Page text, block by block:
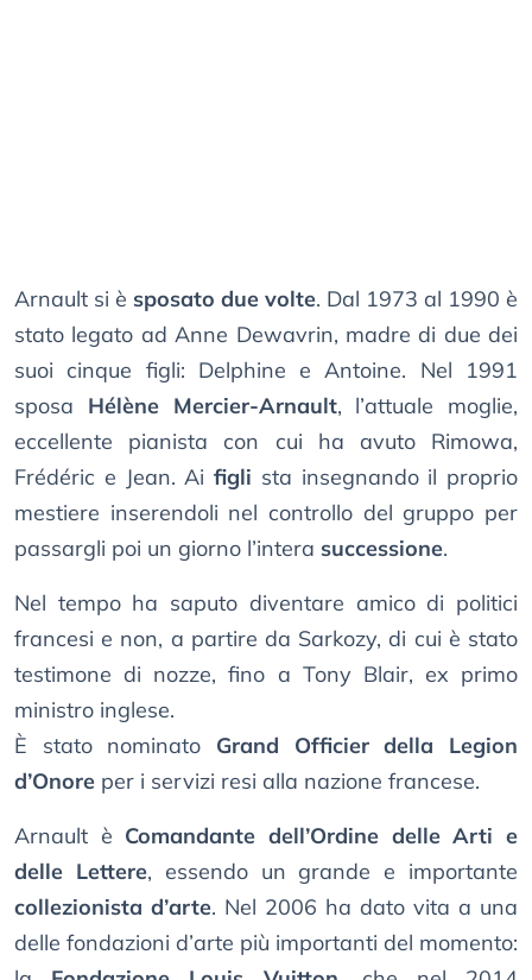
Arnault si è sposato due volte. Dal 1973 al 1990 è
stato legato ad Anne Dewavrin, madre di due dei
suoi cinque figli: Delphine e Antoine. Nel 1991
sposa Hélène Mercier-Arnault, l’attuale moglie,
eccellente pianista con cui ha avuto Rimowa,
Frédéric e Jean. Ai figli sta insegnando il proprio
mestiere inserendoli nel controllo del gruppo per
passargli poi un giorno l’intera successione.
Nel tempo ha saputo diventare amico di politici
francesi e non, a partire da Sarkozy, di cui è stato
testimone di nozze, fino a Tony Blair, ex primo
ministro inglese.
È stato nominato Grand Officier della Legion
d’Onore per i servizi resi alla nazione francese.
Arnault è Comandante dell’Ordine delle Arti e
delle Lettere, essendo un grande e importante
collezionista d’arte. Nel 2006 ha dato vita a una
delle fondazioni d’arte più importanti del momento: